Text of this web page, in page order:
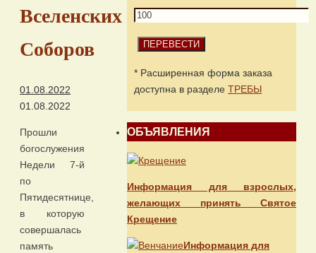
Вселенских
Соборов
01.08.2022
01.08.2022
Прошли
богослужения
Недели 7-й
по
Пятидесятнице,
в которую
совершалась
память
* Расширенная форма заказа
доступна в разделе ТРЕБЫ
ОБЪЯВЛЕНИЯ
Информация для взрослых,
желающих принять Святое
Крещение
Информация для